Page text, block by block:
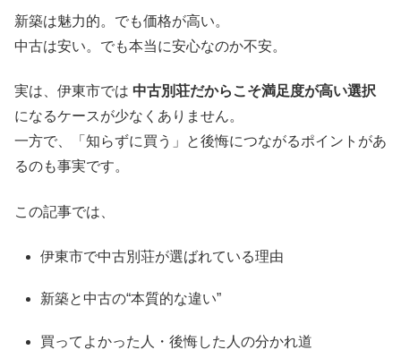
新築は魅力的。でも価格が高い。
中古は安い。でも本当に安心なのか不安。
実は、伊東市では 中古別荘だからこそ満足度が高い選択
になるケースが少なくありません。
一方で、「知らずに買う」と後悔につながるポイントがあ
るのも事実です。
この記事では、
伊東市で中古別荘が選ばれている理由
新築と中古の“本質的な違い”
買ってよかった人・後悔した人の分かれ道